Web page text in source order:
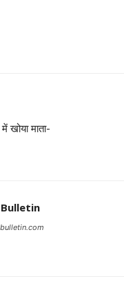
खोया माता-